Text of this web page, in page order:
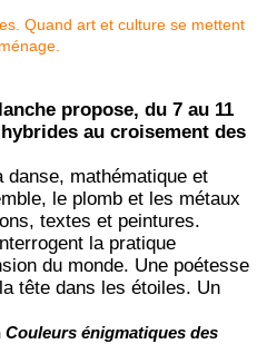
propose, du 7 au 11
au croisement des
danse, mathématique et
le plomb et les métaux
textes et peintures.
la pratique
du monde. Une poétesse
tête dans les étoiles. Un
Couleurs énigmatiques des